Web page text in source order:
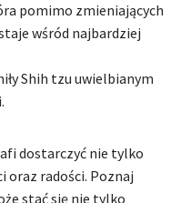
pomimo zmieniających
wśród najbardziej
Shih tzu uwielbianym
dostarczyć nie tylko
oraz radości. Poznaj
stać się nie tylko